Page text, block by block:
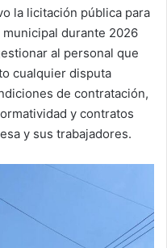
la licitación pública para
durante 2026
al personal que
cualquier disputa
de contratación,
y contratos
y sus trabajadores.